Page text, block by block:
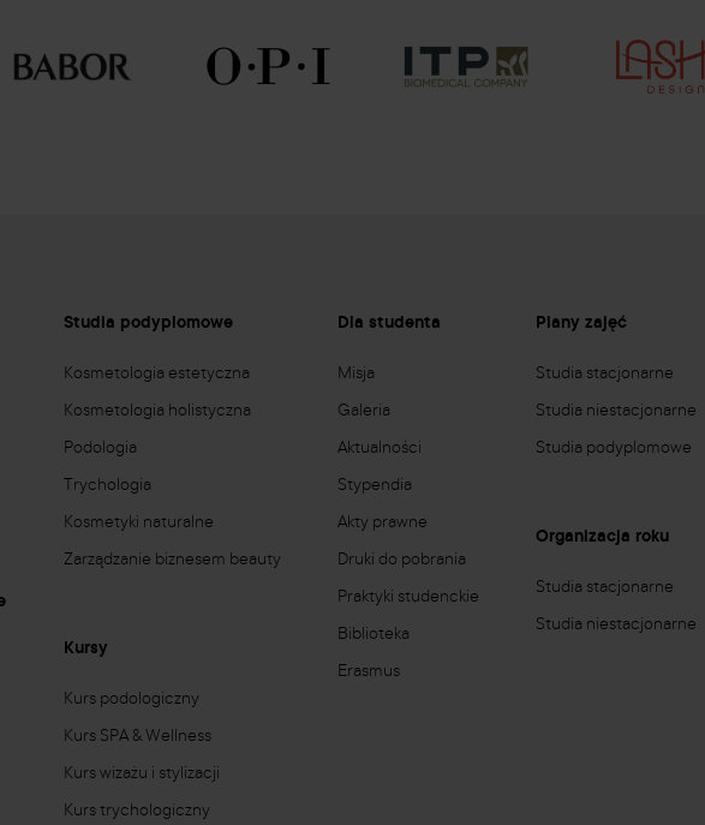
Studia podyplomowe
Kosmetologia estetyczna
Kosmetologia holistyczna
Podologia
Trychologia
Kosmetyki naturalne
Zarządzanie biznesem beauty
Kursy
Kurs podologiczny
Kurs SPA & Wellness
Kurs wizażu i stylizacji
Kurs trychologiczny
Dla studenta
Misja
Galeria
Aktualności
Stypendia
Akty prawne
Druki do pobrania
Praktyki studenckie
Biblioteka
Erasmus
Plany zajęć
Studia stacjonarne
Studia niestacjonarne
Studia podyplomowe
Organizacja roku
Studia stacjonarne
Studia niestacjonarne